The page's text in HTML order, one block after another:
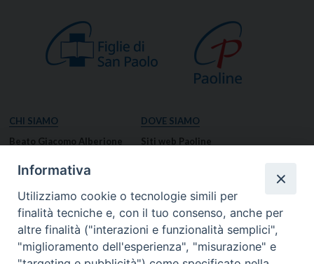
CHI SIAMO
Beato Giacomo Alberione
Missione Paolina
Luoghi delle Origini
Governo Generale
DOVE SIAMO
Siti web Paoline
Notizie dal governo generale
Notizie in breve
RISORSE
Informativa
Utilizziamo cookie o tecnologie simili per
finalità tecniche e, con il tuo consenso, anche per
altre finalità ("interazioni e funzionalità semplici",
"miglioramento dell'esperienza", "misurazione" e